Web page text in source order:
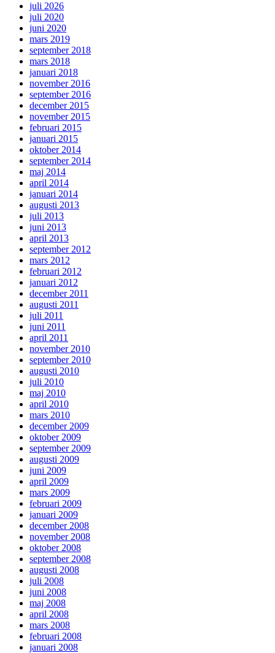
juli 2026
juli 2020
juni 2020
mars 2019
september 2018
mars 2018
januari 2018
november 2016
september 2016
december 2015
november 2015
februari 2015
januari 2015
oktober 2014
september 2014
maj 2014
april 2014
januari 2014
augusti 2013
juli 2013
juni 2013
april 2013
september 2012
mars 2012
februari 2012
januari 2012
december 2011
augusti 2011
juli 2011
juni 2011
april 2011
november 2010
september 2010
augusti 2010
juli 2010
maj 2010
april 2010
mars 2010
december 2009
oktober 2009
september 2009
augusti 2009
juni 2009
april 2009
mars 2009
februari 2009
januari 2009
december 2008
november 2008
oktober 2008
september 2008
augusti 2008
juli 2008
juni 2008
maj 2008
april 2008
mars 2008
februari 2008
januari 2008